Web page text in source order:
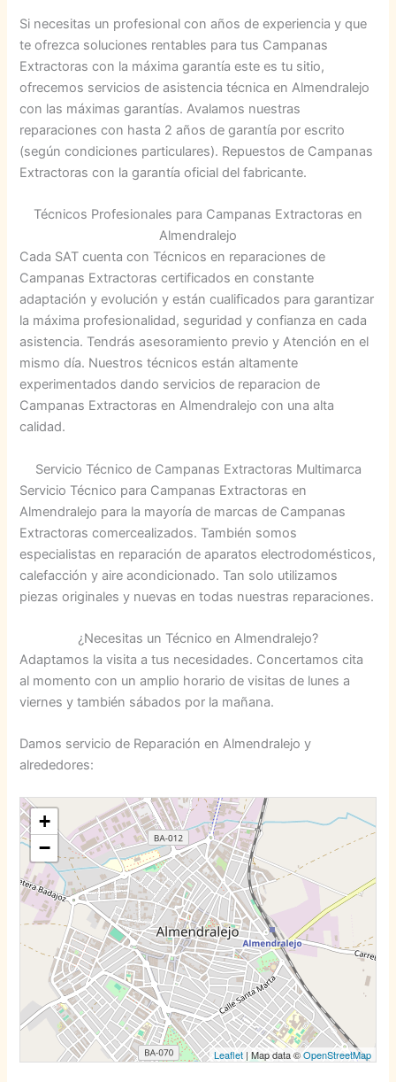
Si necesitas un profesional con años de experiencia y que
te ofrezca soluciones rentables para tus Campanas
Extractoras con la máxima garantía este es tu sitio,
ofrecemos servicios de asistencia técnica en Almendralejo
con las máximas garantías. Avalamos nuestras
reparaciones con hasta 2 años de garantía por escrito
(según condiciones particulares). Repuestos de Campanas
Extractoras con la garantía oficial del fabricante.
Técnicos Profesionales para Campanas Extractoras en
Almendralejo
Cada SAT cuenta con Técnicos en reparaciones de
Campanas Extractoras certificados en constante
adaptación y evolución y están cualificados para garantizar
la máxima profesionalidad, seguridad y confianza en cada
asistencia. Tendrás asesoramiento previo y Atención en el
mismo día. Nuestros técnicos están altamente
experimentados dando servicios de reparacion de
Campanas Extractoras en Almendralejo con una alta
calidad.
Servicio Técnico de Campanas Extractoras Multimarca
Servicio Técnico para Campanas Extractoras en
Almendralejo para la mayoría de marcas de Campanas
Extractoras comercealizados. También somos
especialistas en reparación de aparatos electrodomésticos,
calefacción y aire acondicionado. Tan solo utilizamos
piezas originales y nuevas en todas nuestras reparaciones.
¿Necesitas un Técnico en Almendralejo?
Adaptamos la visita a tus necesidades. Concertamos cita
al momento con un amplio horario de visitas de lunes a
viernes y también sábados por la mañana.
Damos servicio de Reparación en Almendralejo y
alrededores:
+
−
Leaflet| Map data ©OpenStreetMap